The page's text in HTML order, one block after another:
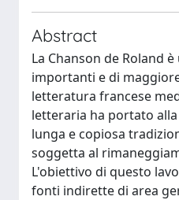
Abstract
La Chanson de Roland
importanti e di
letteratura francese
letteraria ha portato
lunga e copiosa
soggetta al
L'obiettivo di questo
fonti indirette di area